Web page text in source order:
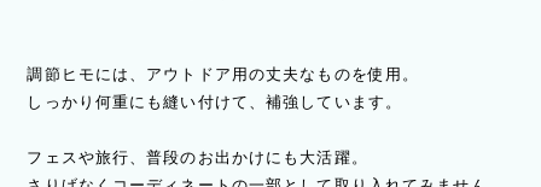
調節ヒモには、アウトドア用の丈夫なものを使用。
しっかり何重にも縫い付けて、補強しています。
フェスや旅行、普段のお出かけにも大活躍。